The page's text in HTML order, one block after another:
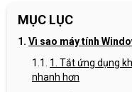
MỤC LỤC
Vì sao máy tính
1. Tắt ứng dụng
nhanh hơn